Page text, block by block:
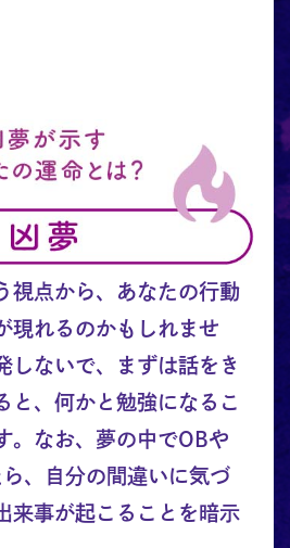
視点から、あなたの行動
現れるのかもしれませ
しないで、まずは話をき
と、何かと勉強になるこ
。なお、夢の中でOBや
、自分の間違いに気づ
来事が起こることを暗示